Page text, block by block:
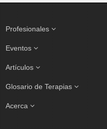
Profesionales
Eventos
Artículos
Glosario de Terapias
Acerca